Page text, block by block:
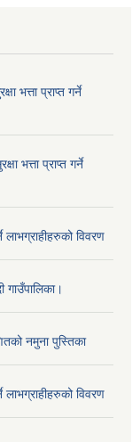
भत्ता प्राप्त गर्ने
भत्ता प्राप्त गर्ने
लाभग्राहीहरुको विवरण
गाउँपालिका।
नमुना पुस्तिका
लाभग्राहीहरुको विवरण